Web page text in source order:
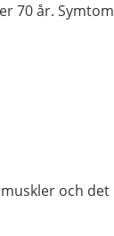
70 år.
och